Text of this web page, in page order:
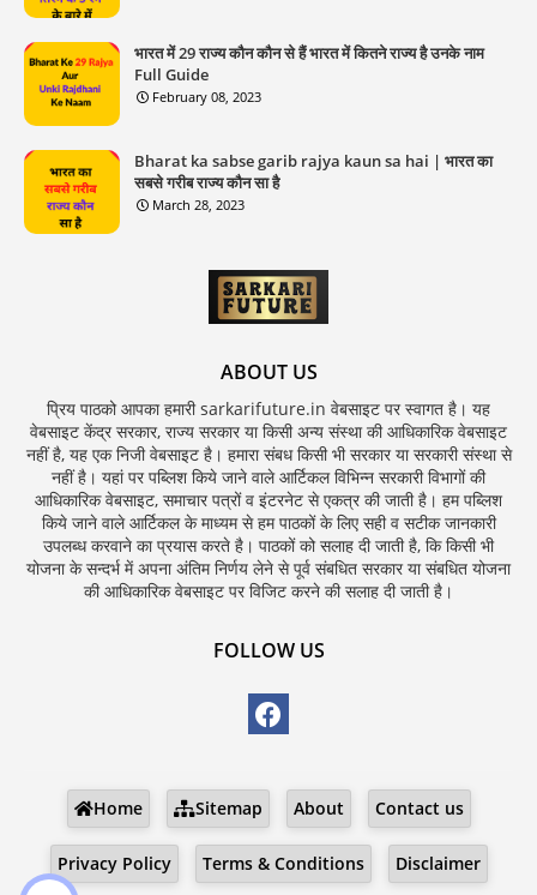
भारत में 29 राज्य कौन कौन से हैं भारत में कितने राज्य है उनके नाम
Full Guide
February 08, 2023
Bharat ka sabse garib rajya kaun sa hai | भारत का
सबसे गरीब राज्य कौन सा है
March 28, 2023
ABOUT US
प्रिय पाठको आपका हमारी sarkarifuture.in वेबसाइट पर स्वागत है। यह
वेबसाइट केंद्र सरकार, राज्य सरकार या किसी अन्य संस्था की आधिकारिक वेबसाइट
नहीं है, यह एक निजी वेबसाइट है। हमारा संबध किसी भी सरकार या सरकारी संस्था से
नहीं है। यहां पर पब्लिश किये जाने वाले आर्टिकल विभिन्न सरकारी विभागों की
आधिकारिक वेबसाइट, समाचार पत्रों व इंटरनेट से एकत्र की जाती है। हम पब्लिश
किये जाने वाले आर्टिकल के माध्यम से हम पाठकों के लिए सही व सटीक जानकारी
उपलब्ध करवाने का प्रयास करते है। पाठकों को सलाह दी जाती है, कि किसी भी
योजना के सन्दर्भ में अपना अंतिम निर्णय लेने से पूर्व संबधित सरकार या संबधित योजना
की आधिकारिक वेबसाइट पर विजिट करने की सलाह दी जाती है।
FOLLOW US
Home Sitemap About Contact us
Privacy Policy Terms & Conditions Disclaimer